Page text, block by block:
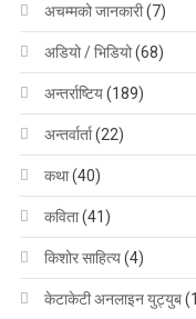
अचम्मको जानकारी(7)
अडियो / भिडियो(68)
अन्तर्राष्टिय(189)
अन्तर्वार्ता(22)
कथा(40)
कविता(41)
किशोर साहित्य(4)
केटाकेटी अनलाइन युट्युब